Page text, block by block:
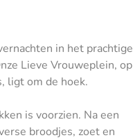
in het prachtige
Lieve Vrouweplein, op
ligt om de hoek.
is voorzien. Na een
broodjes, zoet en